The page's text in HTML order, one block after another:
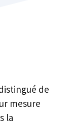
de
mesure
la